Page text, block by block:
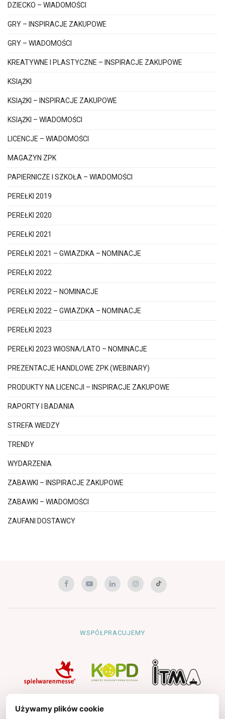
DZIECKO – WIADOMOŚCI
GRY – INSPIRACJE ZAKUPOWE
GRY – WIADOMOŚCI
KREATYWNE I PLASTYCZNE – INSPIRACJE ZAKUPOWE
KSIĄŻKI
KSIĄŻKI – INSPIRACJE ZAKUPOWE
KSIĄŻKI – WIADOMOŚCI
LICENCJE – WIADOMOŚCI
MAGAZYN ZPK
PAPIERNICZE I SZKOŁA – WIADOMOŚCI
PEREŁKI 2019
PEREŁKI 2020
PEREŁKI 2021
PEREŁKI 2021 – GWIAZDKA – NOMINACJE
PEREŁKI 2022
PEREŁKI 2022 – NOMINACJE
PEREŁKI 2022 – GWIAZDKA – NOMINACJE
PEREŁKI 2023
PEREŁKI 2023 WIOSNA/LATO – NOMINACJE
PREZENTACJE HANDLOWE ZPK (WEBINARY)
PRODUKTY NA LICENCJI – INSPIRACJE ZAKUPOWE
RAPORTY I BADANIA
STREFA WIEDZY
TRENDY
WYDARZENIA
ZABAWKI – INSPIRACJE ZAKUPOWE
ZABAWKI – WIADOMOŚCI
ZAUFANI DOSTAWCY
WSPÓŁPRACUJEMY
Używamy plików cookie